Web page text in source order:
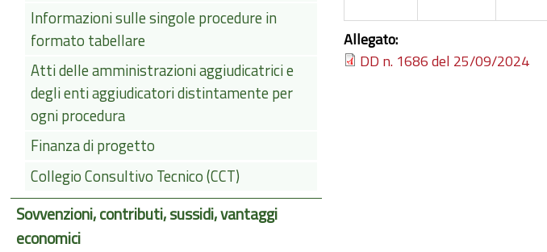
Allegato:
DD n. 1686 del 25/09/2024
Informazioni sulle singole procedure in
formato tabellare
Atti delle amministrazioni aggiudicatrici e
degli enti aggiudicatori distintamente per
ogni procedura
Finanza di progetto
Collegio Consultivo Tecnico (CCT)
Sovvenzioni, contributi, sussidi, vantaggi
economici